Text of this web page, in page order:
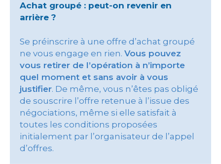
Achat groupé : peut-on revenir en
arrière ?
Se préinscrire à une offre d’achat groupé
ne vous engage en rien. Vous pouvez
vous retirer de l’opération à n’importe
quel moment et sans avoir à vous
justifier. De même, vous n’êtes pas obligé
de souscrire l’offre retenue à l’issue des
négociations, même si elle satisfait à
toutes les conditions proposées
initialement par l’organisateur de l’appel
d’offres.